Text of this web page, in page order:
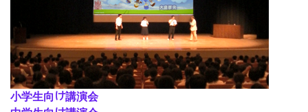
小学生向け講演会